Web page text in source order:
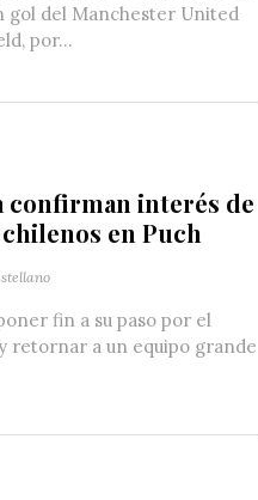
gol del Manchester United
por...
confirman interés de
en Puch
fin a su paso por el
retornar a un equipo grande